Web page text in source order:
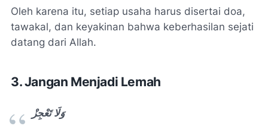
Oleh karena itu, setiap usaha harus disertai doa,
tawakal, dan keyakinan bahwa keberhasilan sejati
datang dari Allah.
3. Jangan Menjadi Lemah
وَلَا تَعْجِزْ